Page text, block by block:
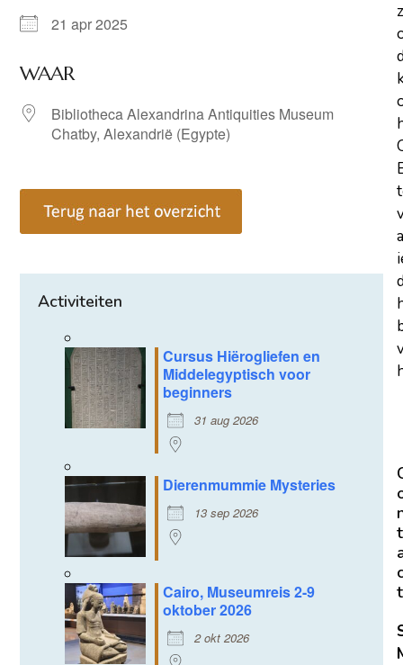
21 apr 2025
WAAR
Bibliotheca Alexandrina Antiquities Museum
Chatby, Alexandrië (Egypte)
Activiteiten
Cursus Hiërogliefen en
Middelegyptisch voor
beginners
31 aug 2026
Dierenmummie Mysteries
13 sep 2026
Cairo, Museumreis 2-9
oktober 2026
2 okt 2026
t
t